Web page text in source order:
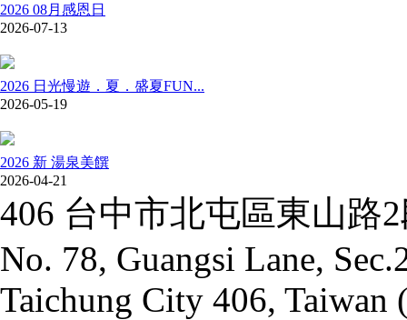
2026 08月感恩日
2026-07-13
2026 日光慢遊．夏．盛夏FUN...
2026-05-19
2026 新 湯泉美饌
2026-04-21
406 台中市北屯區東山路
No. 78, Guangsi Lane,
Taichung City 406, Taiwan